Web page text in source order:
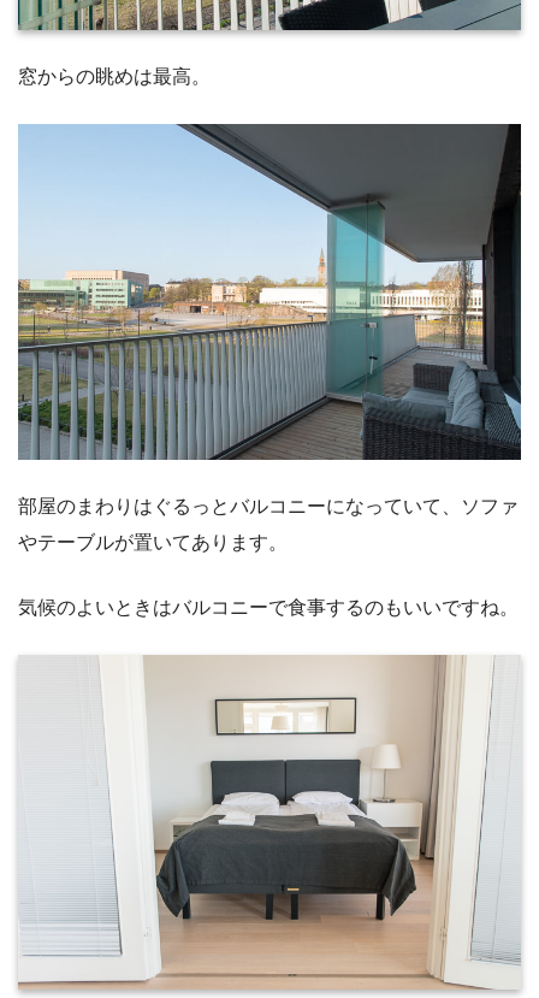
窓からの眺めは最高。
部屋のまわりはぐるっとバルコニーになっていて、ソファ
やテーブルが置いてあります。
気候のよいときはバルコニーで食事するのもいいですね。